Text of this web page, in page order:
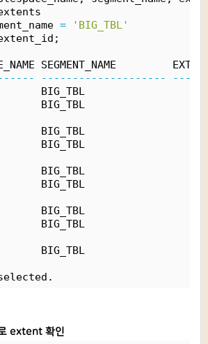
=
'BIG_TBL'
SEGMENT_NAME
--------------------
extent 확인